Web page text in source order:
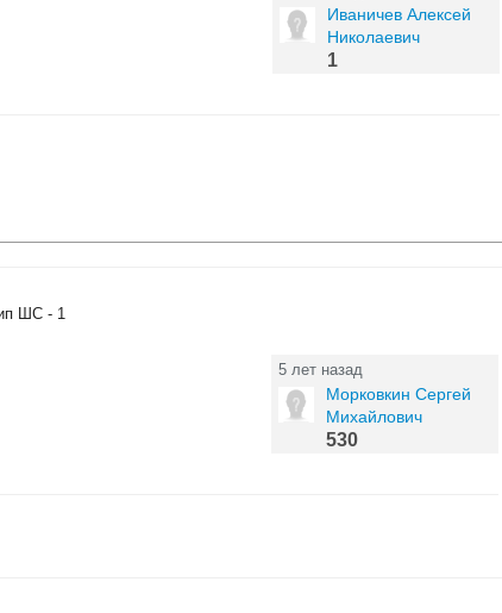
Иваничев Алексей
Николаевич
1
ШС - 1
5 лет назад
Морковкин Сергей
Михайлович
530